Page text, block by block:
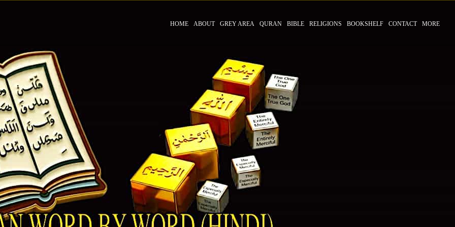
HOME ABOUT GREY AREA QURAN BIBLE RELIGIONS BOOKSHELF CONTACT MORE